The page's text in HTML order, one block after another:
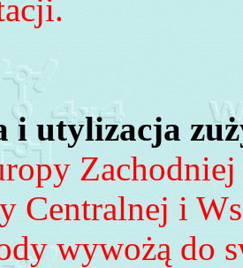
i utylizacja
Centralnej i
wywożą do